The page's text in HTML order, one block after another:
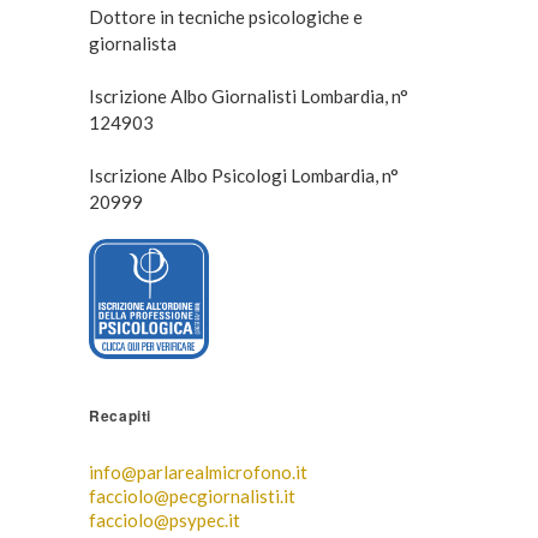
Dottore in tecniche psicologiche e
giornalista
Iscrizione Albo Giornalisti Lombardia, n°
124903
Iscrizione Albo Psicologi Lombardia, n°
20999
Recapiti
info@parlarealmicrofono.it
facciolo@pecgiornalisti.it
facciolo@psypec.it